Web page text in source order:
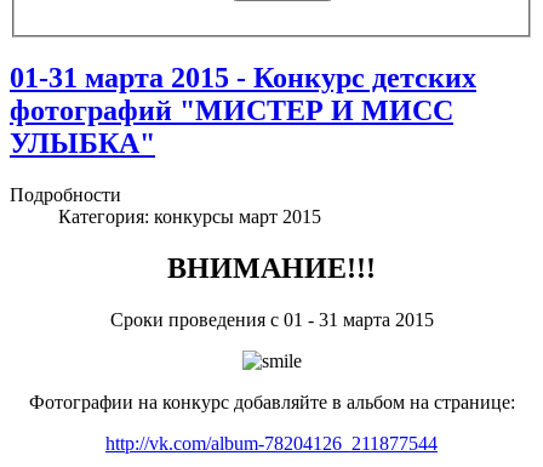
01-31 марта 2015 - Конкурс детских
фотографий "МИСТЕР И МИСС
УЛЫБКА"
Подробности
Категория: конкурсы март 2015
ВНИМАНИЕ!!!
Сроки проведения с 01 - 31 марта 2015
Фотографии на конкурс добавляйте в альбом на странице:
http://vk.com/album-78204126_211877544